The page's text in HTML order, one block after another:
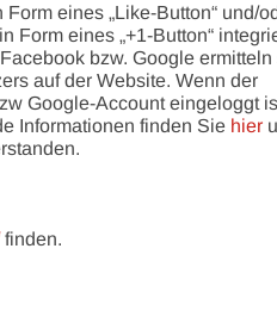
eines „Like-Button“ und/
Form eines „+1-Button“
bzw. Google ermitteln
auf der Website. Wenn der
Google-Account eingeloggt
Informationen finden Sie hier
finden.